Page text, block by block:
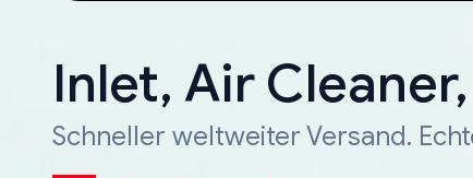
Inlet, Air
Schneller weltweiter Versand.